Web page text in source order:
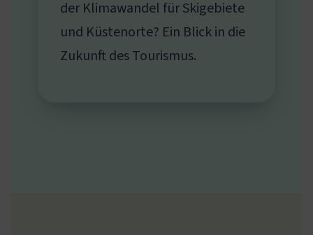
der Klimawandel für Skigebiete
und Küstenorte? Ein Blick in die
Zukunft des Tourismus.